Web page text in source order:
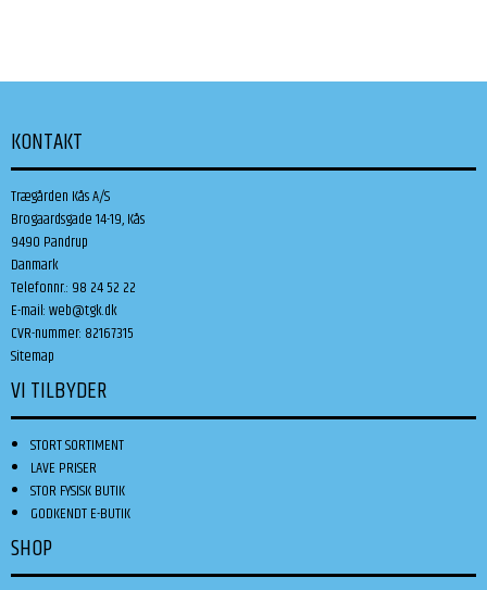
KONTAKT
Trægården Kås A/S
Brogaardsgade 14-19, Kås
9490 Pandrup
Danmark
Telefonnr.: 98 24 52 22
E-mail:web@tgk.dk
CVR-nummer: 82167315
Sitemap
VI TILBYDER
STORT SORTIMENT
LAVE PRISER
STOR FYSISK BUTIK
GODKENDT E-BUTIK
SHOP